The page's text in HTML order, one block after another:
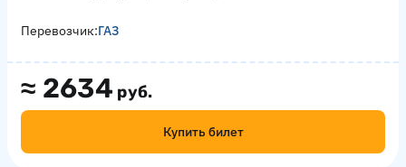
≈ 2634 руб.
Купить билет
Перевозчик:ГАЗ